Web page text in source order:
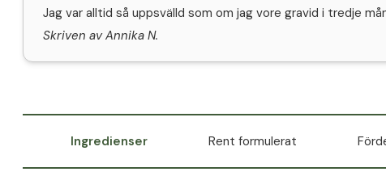
Jag var alltid så uppsvälld som om jag vore gravid i tredje
Skriven av Annika N.
Ingredienser Rent formulerat